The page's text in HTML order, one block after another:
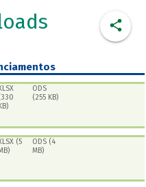
KB)
ODS
(255 KB)
(5
ODS (4
MB)